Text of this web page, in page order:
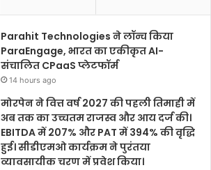
Parahit Technologies ने लॉन्च किया
ParaEngage, भारत का एकीकृत AI-
संचालित CPaaS प्लेटफॉर्म
14 hours ago
मोरपेन ने वित्त वर्ष 2027 की पहली तिमाही में
अब तक का उच्चतम राजस्व और आय दर्ज की।
EBITDA में 207% और PAT में 394% की वृद्धि
हुई। सीडीएमओ कार्यक्रम ने पुरंतया
व्यावसायीक चरण में प्रवेश किया।